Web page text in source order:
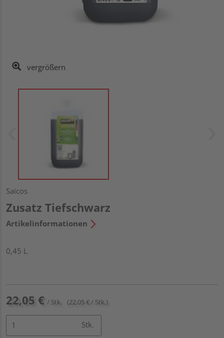
vergrößern
Saicos
Zusatz Tiefschwarz
Artikelinformationen
0,45 L
22,05 € / Stk. (22,05 € / Stk.)
Stk.